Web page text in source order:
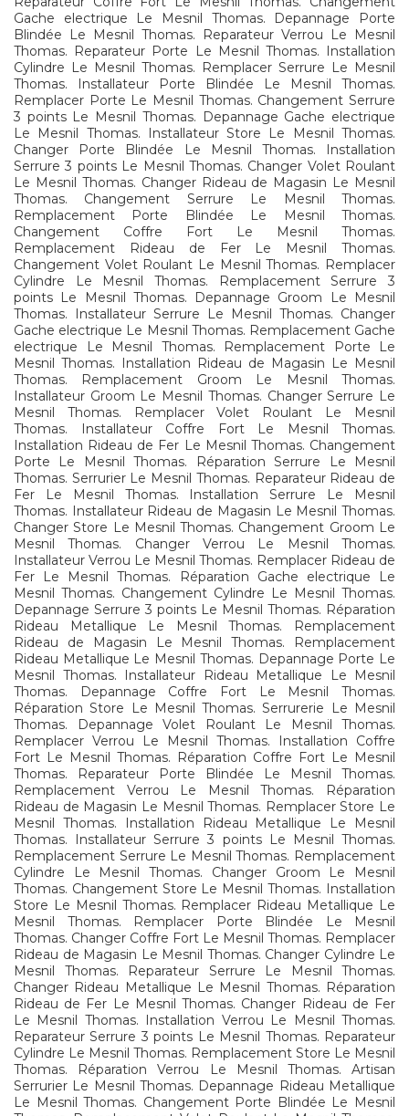
Gache electrique Le Mesnil Thomas. Depannage Porte
Blindée Le Mesnil Thomas. Reparateur Verrou Le Mesnil
Thomas. Reparateur Porte Le Mesnil Thomas. Installation
Cylindre Le Mesnil Thomas. Remplacer Serrure Le Mesnil
Thomas. Installateur Porte Blindée Le Mesnil Thomas.
Remplacer Porte Le Mesnil Thomas. Changement Serrure
3 points Le Mesnil Thomas. Depannage Gache electrique
Le Mesnil Thomas. Installateur Store Le Mesnil Thomas.
Changer Porte Blindée Le Mesnil Thomas. Installation
Serrure 3 points Le Mesnil Thomas. Changer Volet Roulant
Le Mesnil Thomas. Changer Rideau de Magasin Le Mesnil
Thomas. Changement Serrure Le Mesnil Thomas.
Remplacement Porte Blindée Le Mesnil Thomas.
Changement Coffre Fort Le Mesnil Thomas.
Remplacement Rideau de Fer Le Mesnil Thomas.
Changement Volet Roulant Le Mesnil Thomas. Remplacer
Cylindre Le Mesnil Thomas. Remplacement Serrure 3
points Le Mesnil Thomas. Depannage Groom Le Mesnil
Thomas. Installateur Serrure Le Mesnil Thomas. Changer
Gache electrique Le Mesnil Thomas. Remplacement Gache
electrique Le Mesnil Thomas. Remplacement Porte Le
Mesnil Thomas. Installation Rideau de Magasin Le Mesnil
Thomas. Remplacement Groom Le Mesnil Thomas.
Installateur Groom Le Mesnil Thomas. Changer Serrure Le
Mesnil Thomas. Remplacer Volet Roulant Le Mesnil
Thomas. Installateur Coffre Fort Le Mesnil Thomas.
Installation Rideau de Fer Le Mesnil Thomas. Changement
Porte Le Mesnil Thomas. Réparation Serrure Le Mesnil
Thomas. Serrurier Le Mesnil Thomas. Reparateur Rideau de
Fer Le Mesnil Thomas. Installation Serrure Le Mesnil
Thomas. Installateur Rideau de Magasin Le Mesnil Thomas.
Changer Store Le Mesnil Thomas. Changement Groom Le
Mesnil Thomas. Changer Verrou Le Mesnil Thomas.
Installateur Verrou Le Mesnil Thomas. Remplacer Rideau de
Fer Le Mesnil Thomas. Réparation Gache electrique Le
Mesnil Thomas. Changement Cylindre Le Mesnil Thomas.
Depannage Serrure 3 points Le Mesnil Thomas. Réparation
Rideau Metallique Le Mesnil Thomas. Remplacement
Rideau de Magasin Le Mesnil Thomas. Remplacement
Rideau Metallique Le Mesnil Thomas. Depannage Porte Le
Mesnil Thomas. Installateur Rideau Metallique Le Mesnil
Thomas. Depannage Coffre Fort Le Mesnil Thomas.
Réparation Store Le Mesnil Thomas. Serrurerie Le Mesnil
Thomas. Depannage Volet Roulant Le Mesnil Thomas.
Remplacer Verrou Le Mesnil Thomas. Installation Coffre
Fort Le Mesnil Thomas. Réparation Coffre Fort Le Mesnil
Thomas. Reparateur Porte Blindée Le Mesnil Thomas.
Remplacement Verrou Le Mesnil Thomas. Réparation
Rideau de Magasin Le Mesnil Thomas. Remplacer Store Le
Mesnil Thomas. Installation Rideau Metallique Le Mesnil
Thomas. Installateur Serrure 3 points Le Mesnil Thomas.
Remplacement Serrure Le Mesnil Thomas. Remplacement
Cylindre Le Mesnil Thomas. Changer Groom Le Mesnil
Thomas. Changement Store Le Mesnil Thomas. Installation
Store Le Mesnil Thomas. Remplacer Rideau Metallique Le
Mesnil Thomas. Remplacer Porte Blindée Le Mesnil
Thomas. Changer Coffre Fort Le Mesnil Thomas. Remplacer
Rideau de Magasin Le Mesnil Thomas. Changer Cylindre Le
Mesnil Thomas. Reparateur Serrure Le Mesnil Thomas.
Changer Rideau Metallique Le Mesnil Thomas. Réparation
Rideau de Fer Le Mesnil Thomas. Changer Rideau de Fer
Le Mesnil Thomas. Installation Verrou Le Mesnil Thomas.
Reparateur Serrure 3 points Le Mesnil Thomas. Reparateur
Cylindre Le Mesnil Thomas. Remplacement Store Le Mesnil
Thomas. Réparation Verrou Le Mesnil Thomas. Artisan
Serrurier Le Mesnil Thomas. Depannage Rideau Metallique
Le Mesnil Thomas. Changement Porte Blindée Le Mesnil